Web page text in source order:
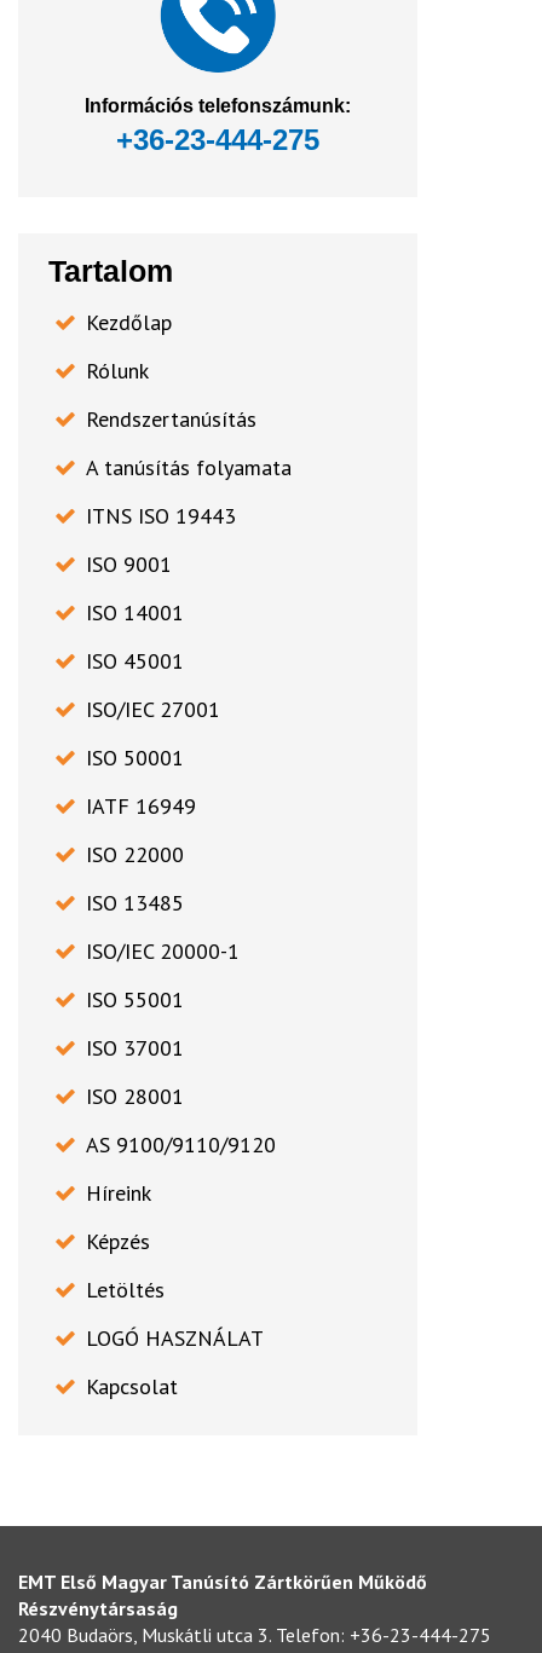
Információs telefonszámunk:
+36-23-444-275
Tartalom
Kezdőlap
Rólunk
Rendszertanúsítás
A tanúsítás folyamata
ITNS ISO 19443
ISO 9001
ISO 14001
ISO 45001
ISO/IEC 27001
ISO 50001
IATF 16949
ISO 22000
ISO 13485
ISO/IEC 20000-1
ISO 55001
ISO 37001
ISO 28001
AS 9100/9110/9120
Híreink
Képzés
Letöltés
LOGÓ HASZNÁLAT
Kapcsolat
EMT Első Magyar Tanúsító Zártkörűen Működő
Részvénytársaság
2040 Budaörs, Muskátli utca 3. Telefon: +36-23-444-275